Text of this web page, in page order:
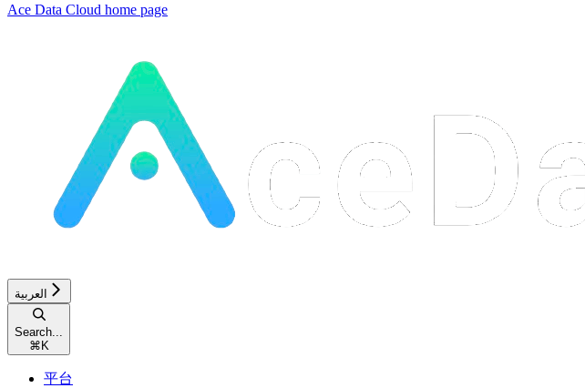
Ace Data Cloud home page
العربية
Search...
⌘ K
平台